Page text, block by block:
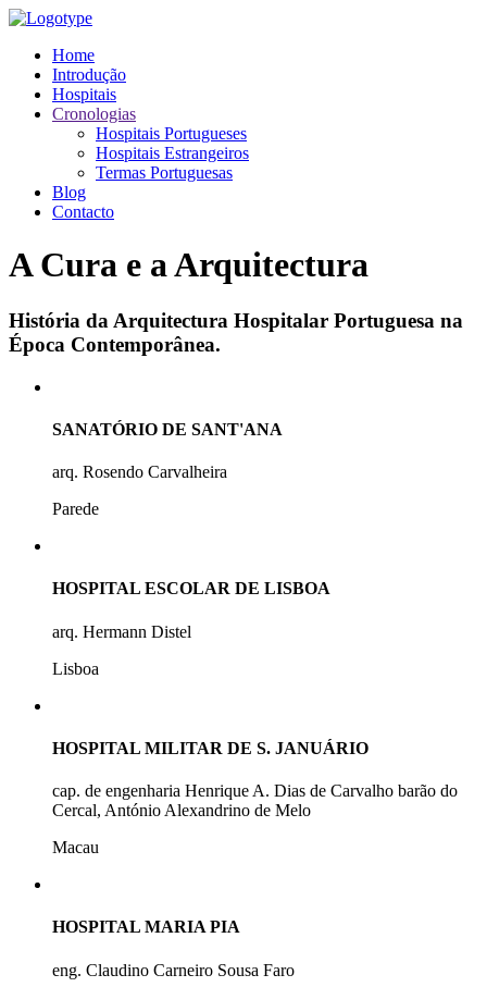
Home
Introdução
Hospitais
Cronologias
Hospitais Portugueses
Hospitais Estrangeiros
Termas Portuguesas
Blog
Contacto
A Cura e a Arquitectura
História da Arquitectura Hospitalar Portuguesa na
Época Contemporânea.
SANATÓRIO DE SANT'ANA
arq. Rosendo Carvalheira
Parede
HOSPITAL ESCOLAR DE LISBOA
arq. Hermann Distel
Lisboa
HOSPITAL MILITAR DE S. JANUÁRIO
cap. de engenharia Henrique A. Dias de Carvalho barão do
Cercal, António Alexandrino de Melo
Macau
HOSPITAL MARIA PIA
eng. Claudino Carneiro Sousa Faro